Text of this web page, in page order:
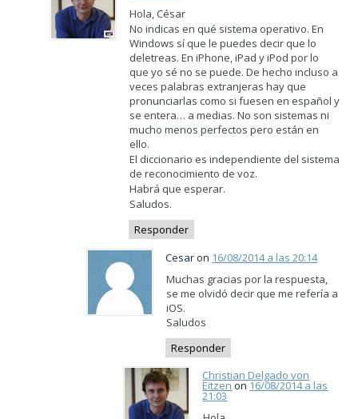
Hola, César
No indicas en qué sistema operativo. En
Windows sí que le puedes decir que lo
deletreas. En iPhone, iPad y iPod por lo
que yo sé no se puede. De hecho incluso a
veces palabras extranjeras hay que
pronunciarlas como si fuesen en español y
se entera… a medias. No son sistemas ni
mucho menos perfectos pero están en
ello.
El diccionario es independiente del sistema
de reconocimiento de voz.
Habrá que esperar.
Saludos.
Responder
Cesar on 16/08/2014 a las 20:14
Muchas gracias por la respuesta,
se me olvidó decir que me refería a
iOS.
Saludos
Responder
Christian Delgado von
Eitzenon16/08/2014 a las
21:03